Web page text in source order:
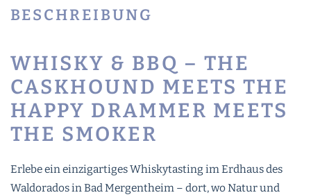
Menge
BESCHREIBUNG
WHISKY & BBQ – THE
CASKHOUND MEETS THE
HAPPY DRAMMER MEETS
THE SMOKER
Erlebe ein einzigartiges Whiskytasting im Erdhaus des
Waldorados in Bad Mergentheim – dort, wo Natur und